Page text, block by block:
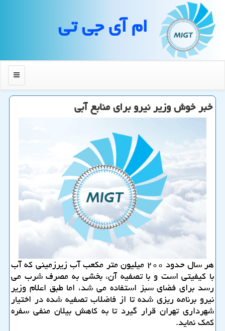
ام آی جی تی
منو
خبر خوش وزیر نیرو برای منابع آبی
هر سال حدود ۲۰۰ میلیون متر مكعب آب زیرزمینی كه آب
با كیفیتی است و با تصفیه آن، بخشی به مصرف شرب می
رسد برای فضای سبز استفاده می شد، اما طبق اعلام وزیر
نیرو برنامه ریزی شده تا از فاضلاب تصفیه شده در اختیار
شهرداری تهران قرار گیرد تا به كاهش بیلان منفی سفره
كمك نماید.